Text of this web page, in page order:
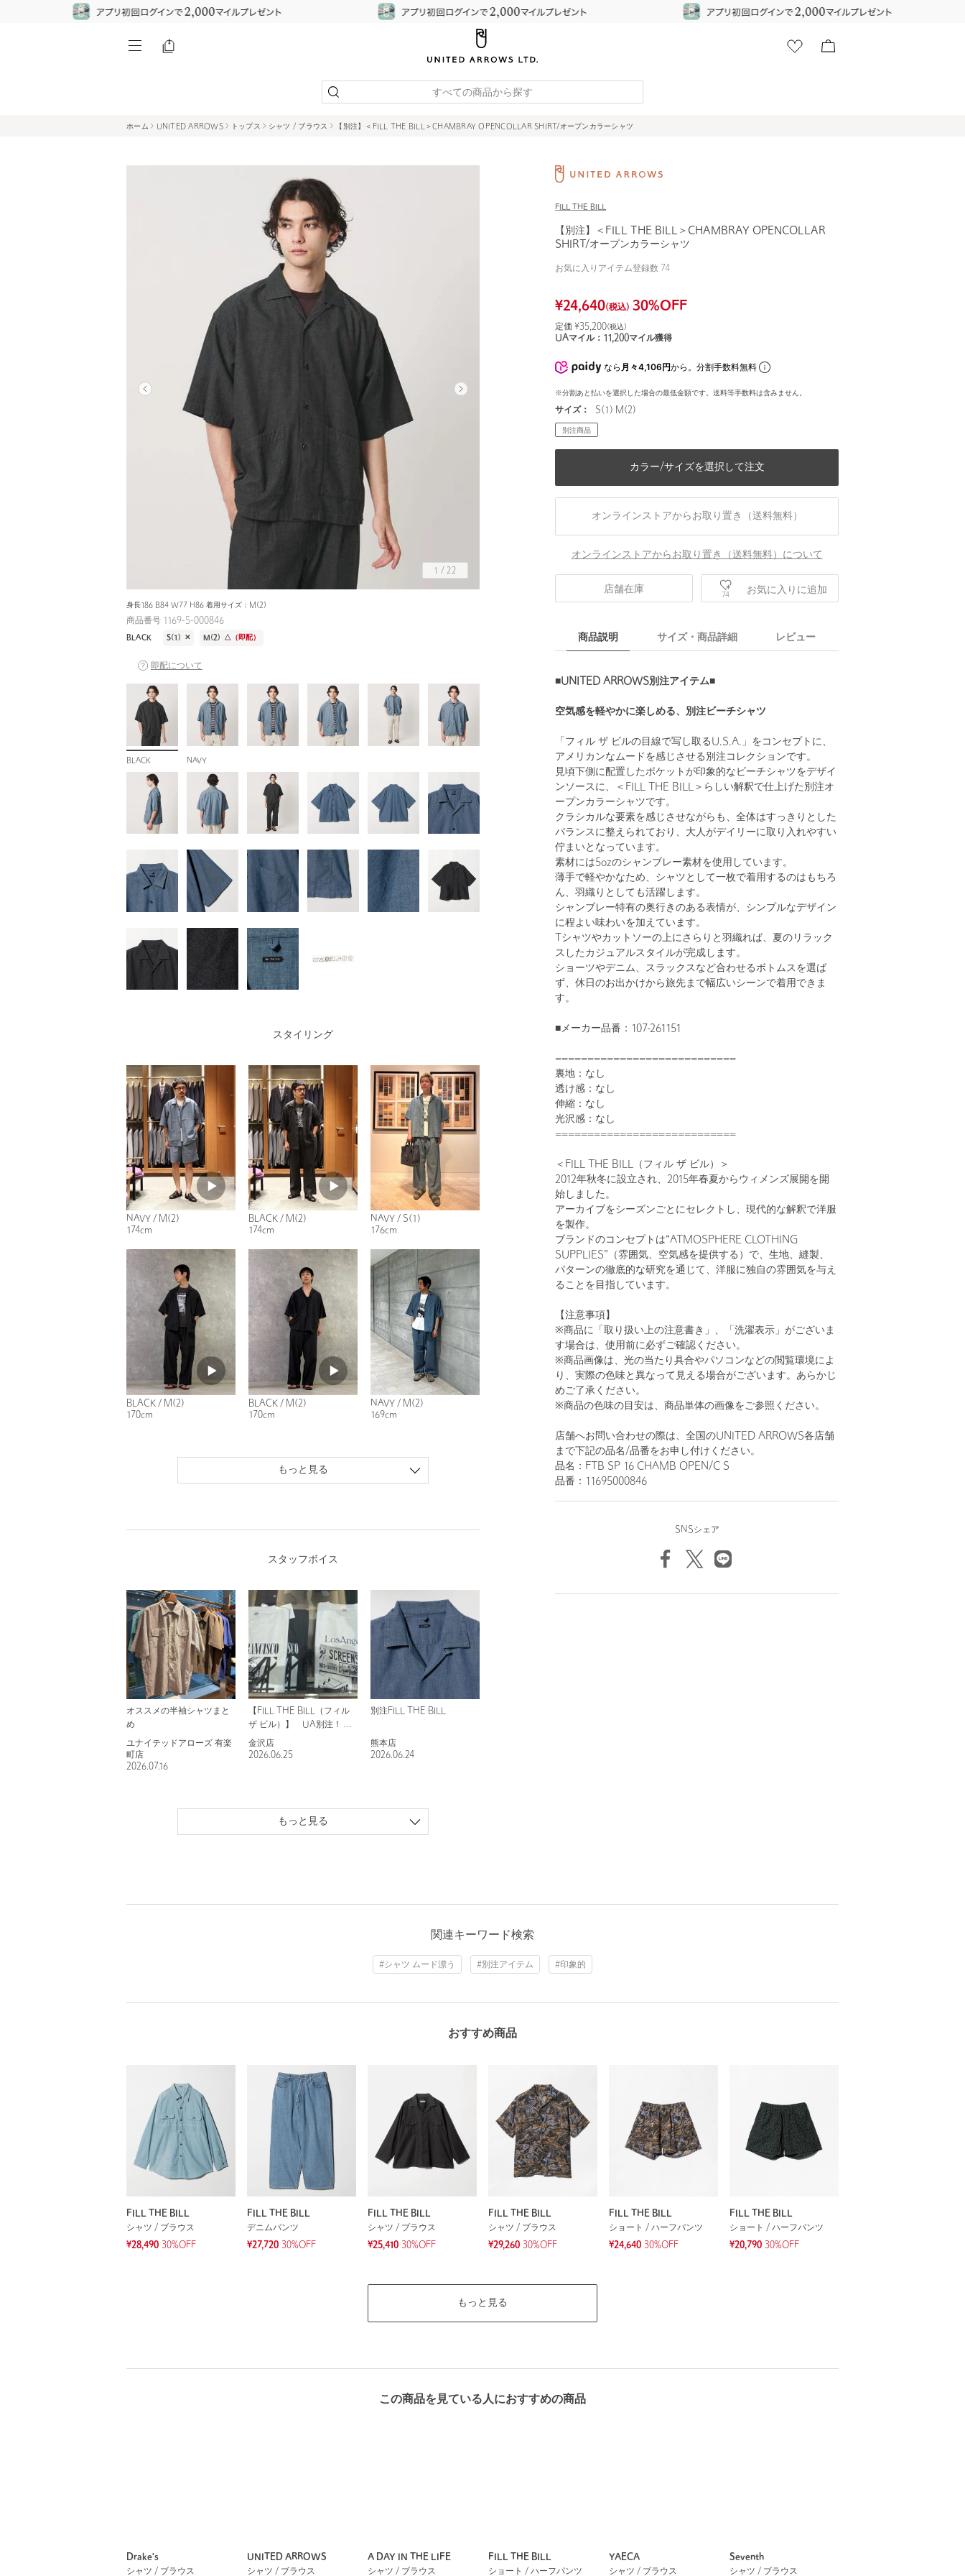
すべての商品から探す
ホーム UNITED ARROWS トップス シャツ / ブラウス 【別注】＜FILL THE BILL＞CHAMBRAY OPENCOLLAR SHIRT/オープンカラーシャツ
身長186 B84 W77 H86 着用サイズ：M(2)
1 / 22
商品番号 1169-5-000846
BLACK S(1) ✕ M(2) △ （即配）
即配について
BLACK NAVY
FILL THE BILL
【別注】＜FILL THE BILL＞CHAMBRAY OPENCOLLAR
SHIRT/オープンカラーシャツ
お気に入りアイテム登録数 74
¥24,640(税込) 30%OFF
定価 ¥35,200(税込)
UAマイル： 11,200マイル獲得
なら 月々4,106円から。分割手数料無料
※分割あと払いを選択した場合の最低金額です。送料等手数料は含みません。
サイズ： S(1) M(2)
別注商品
カラー/サイズを選択して注文
オンラインストアからお取り置き（送料無料）
オンラインストアからお取り置き（送料無料）について
店舗在庫
74 お気に入りに追加
商品説明 サイズ・商品詳細 レビュー
■UNITED ARROWS別注アイテム■
空気感を軽やかに楽しめる、別注ビーチシャツ
「フィル ザ ビルの目線で写し取るU.S.A.」をコンセプトに、
アメリカンなムードを感じさせる別注コレクションです。
見頃下側に配置したポケットが印象的なビーチシャツをデザイ
ンソースに、＜FILL THE BILL＞らしい解釈で仕上げた別注オ
ープンカラーシャツです。
クラシカルな要素を感じさせながらも、全体はすっきりとした
バランスに整えられており、大人がデイリーに取り入れやすい
佇まいとなっています。
素材には5ozのシャンブレー素材を使用しています。
薄手で軽やかなため、シャツとして一枚で着用するのはもちろ
ん、羽織りとしても活躍します。
シャンブレー特有の奥行きのある表情が、シンプルなデザイン
に程よい味わいを加えています。
Tシャツやカットソーの上にさらりと羽織れば、夏のリラック
スしたカジュアルスタイルが完成します。
ショーツやデニム、スラックスなど合わせるボトムスを選ば
ず、休日のお出かけから旅先まで幅広いシーンで着用できま
す。
■メーカー品番：107-261151
============================
裏地：なし
透け感：なし
伸縮：なし
光沢感：なし
============================
＜FILL THE BILL（フィル ザ ビル）＞
2012年秋冬に設立され、2015年春夏からウィメンズ展開を開
始しました。
アーカイブをシーズンごとにセレクトし、現代的な解釈で洋服
を製作。
ブランドのコンセプトは“ATMOSPHERE CLOTHING
SUPPLIES”（雰囲気、空気感を提供する）で、生地、縫製、
パターンの徹底的な研究を通じて、洋服に独自の雰囲気を与え
ることを目指しています。
【注意事項】
※商品に「取り扱い上の注意書き」、「洗濯表示」がございま
す場合は、使用前に必ずご確認ください。
※商品画像は、光の当たり具合やパソコンなどの閲覧環境によ
り、実際の色味と異なって見える場合がございます。あらかじ
めご了承ください。
※商品の色味の目安は、商品単体の画像をご参照ください。
店舗へお問い合わせの際は、全国のUNITED ARROWS各店舗
まで下記の品名/品番をお申し付けください。
品名：FTB SP 16 CHAMB OPEN/C S
品番：11695000846
SNSシェア
スタイリング
NAVY / M(2)
174cm
BLACK / M(2)
174cm
NAVY / S(1)
176cm
BLACK / M(2)
170cm
BLACK / M(2)
170cm
NAVY / M(2)
169cm
もっと見る
スタッフボイス
オススメの半袖シャツまと
め
ユナイテッドアローズ 有楽
町店
2026.07.16
【FILL THE BILL（フィル
ザ ビル）】 UA別注！リ
アルなフォトTシャツ！
金沢店
2026.06.25
別注FILL THE BILL
熊本店
2026.06.24
もっと見る
関連キーワード検索
#シャツ ムード漂う #別注アイテム #印象的
おすすめ商品
FILL THE BILL
シャツ / ブラウス
¥28,490 30%OFF
FILL THE BILL
デニムパンツ
¥27,720 30%OFF
FILL THE BILL
シャツ / ブラウス
¥25,410 30%OFF
FILL THE BILL
シャツ / ブラウス
¥29,260 30%OFF
FILL THE BILL
ショート / ハーフパンツ
¥24,640 30%OFF
FILL THE BILL
ショート / ハーフパンツ
¥20,790 30%OFF
もっと見る
この商品を見ている人におすすめの商品